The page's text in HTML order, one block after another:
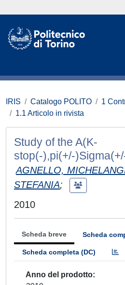
IRIS Catalogo POLITO
1
1.1 Articolo in rivista
Study of the A(K-
stop(-),pi(+/-
AGNELLO,
STEFANIA;
2010
Scheda breve Scheda
Scheda completa (DC)
Anno del prodotto